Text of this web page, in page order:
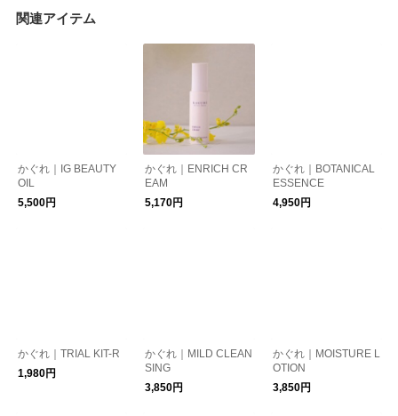
関連アイテム
かぐれ｜IG BEAUTY
OIL
5,500円
かぐれ｜ENRICH CR
EAM
5,170円
かぐれ｜BOTANICAL
ESSENCE
4,950円
かぐれ｜TRIAL KIT-R
1,980円
かぐれ｜MILD CLEAN
SING
3,850円
かぐれ｜MOISTURE L
OTION
3,850円